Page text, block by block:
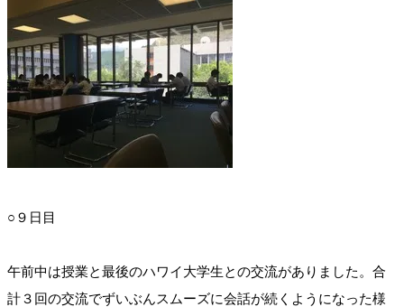
○９日目
午前中は授業と最後のハワイ大学生との交流がありました。合
計３回の交流でずいぶんスムーズに会話が続くようになった様